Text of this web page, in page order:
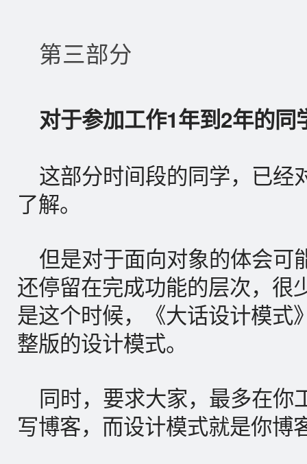
第三部分
对于参加工作1年到2年的同
这部分时间段的同学，已经
了解。
但是对于面向对象的体会可
还停留在完成功能的层次，很
是这个时候，
《大话设计模
整版的设计模式。
同时，要求大家，最多在你
写博客，而设计模式就是你博